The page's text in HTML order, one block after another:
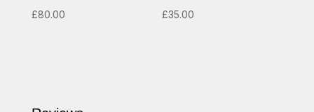
£80.00
£35.00